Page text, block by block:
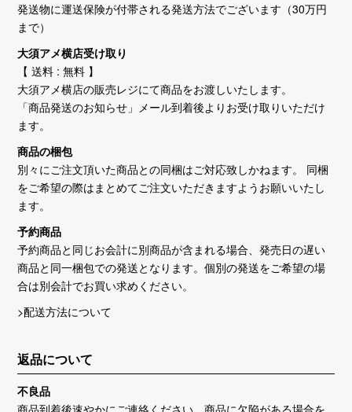
発送物に運送保険が付帯される発送方法でございます（30万円
まで）
大須アメ横店受け取り
【 送料 : 無料 】
大須アメ横店の販売レジにて商品をお渡しいたします。
「商品発送のお知らせ」メール到着後よりお受け取りいただけ
ます。
商品の梱包
別々にご注文頂いた商品との同梱はご対応致しかねます。 同梱
をご希望の際はまとめてご注文いただきますようお願いいたし
ます。
予約商品
予約商品と同じお会計に別商品が含まれる場合、発売日の遅い
商品と同一梱包での発送となります。個別の発送をご希望の場
合は別会計でお買い求めください。
>配送方法について
返品について
不良品
商品到着後速やかにご連絡ください。商品に欠陥がある場合を